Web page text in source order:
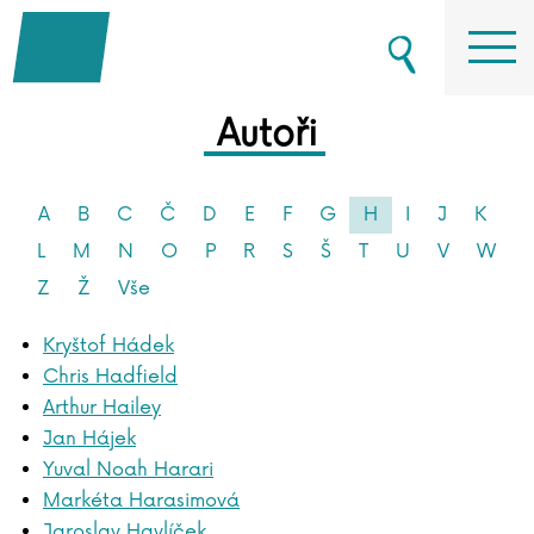
Autoři
A B C Č D E F G H I J
K
L
M N O P R S Š T U V
W
Z
Ž Vše
Kryštof Hádek
Chris Hadfield
Arthur Hailey
Jan Hájek
Yuval Noah Harari
Markéta Harasimová